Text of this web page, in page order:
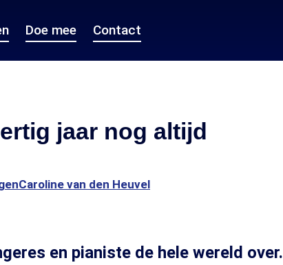
Doe mee Contact
jaar nog altijd
Caroline van den Heuvel
en pianiste de hele wereld over.